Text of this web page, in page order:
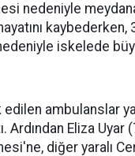
nedeniyle
kaybederken,
iskelede
ambulanslar
Ardından Eliza Uyar
diğer yaralı